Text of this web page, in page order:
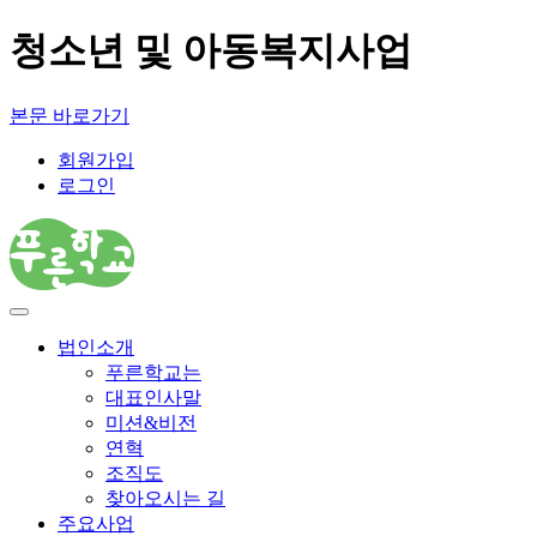
청소년 및 아동복지사업
본문 바로가기
회원가입
로그인
법인소개
푸른학교는
대표인사말
미션&비전
연혁
조직도
찾아오시는 길
주요사업